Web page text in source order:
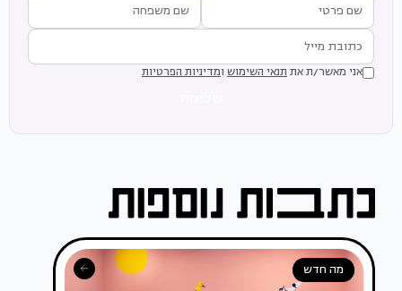
אני מאשר/ת את תנאי השימוש ומדיניות הפרטיות
מה חדש